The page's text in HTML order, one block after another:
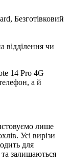
Безготівковий
чи
14 Pro 4G
а й
лише
Усі вирізи
для
та залишаються